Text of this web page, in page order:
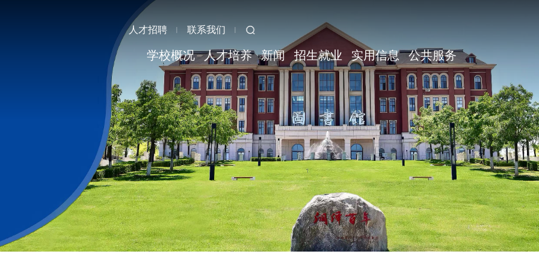
人才招聘 联系我们
学校概况 人才培养 新闻 招生就业 实用信息 公共服务